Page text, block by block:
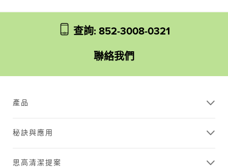
查詢: 852-3008-0321
聯絡我們
產品
秘訣與應用
思高清潔提案